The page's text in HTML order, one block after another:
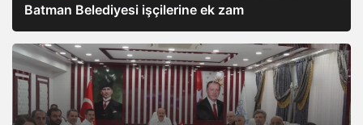
Batman Belediyesi işçilerine ek zam